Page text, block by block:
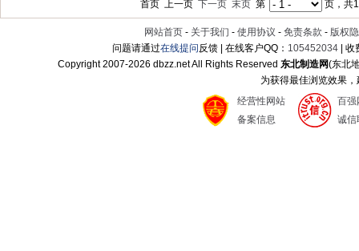
首页 上一页下一页 末页 第 页，共
网站首页 - 关于我们 - 使用协议 - 免责条款 - 版权
问题请通过在线提问 反馈 | 在线客户QQ： 105452034 | 收
Copyright 2007-2026 dbzz.net All Rights Reserved东北制造网(东北
为获得最佳浏览效果
经营性网站
备案信息
百强
诚信